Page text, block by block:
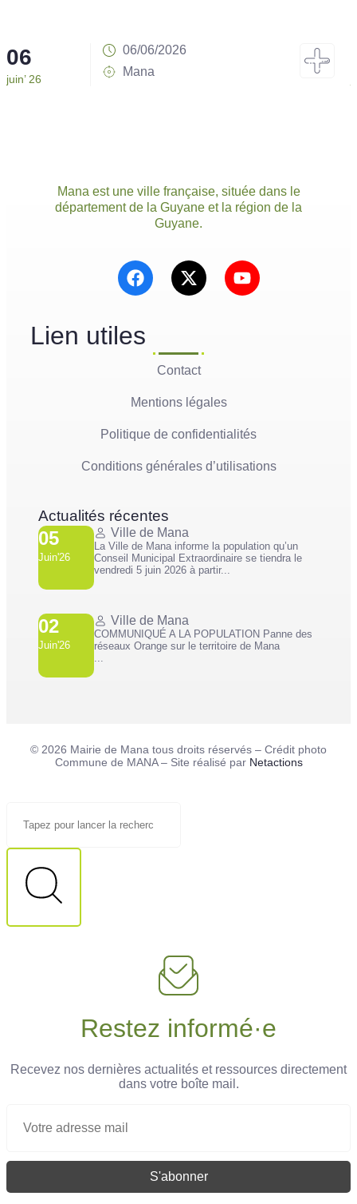
06
juin’ 26
06/06/2026
Mana
Mana est une ville française, située dans le
département de la Guyane et la région de la
Guyane.
Lien utiles
Contact
Mentions légales
Politique de confidentialités
Conditions générales d’utilisations
Actualités récentes
05
Juin'26
Ville de Mana
La Ville de Mana informe la population qu’un
Conseil Municipal Extraordinaire se tiendra le
vendredi 5 juin 2026 à partir...
02
Juin'26
Ville de Mana
COMMUNIQUÉ A LA POPULATION Panne des
réseaux Orange sur le territoire de Mana
...
© 2026 Mairie de Mana tous droits réservés – Crédit photo
Commune de MANA – Site réalisé par Netactions
Restez informé·e
Recevez nos dernières actualités et ressources directement
dans votre boîte mail.